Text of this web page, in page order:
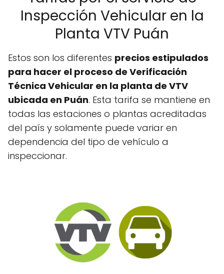
Inspección Vehicular en la
Planta VTV Puán
Estos son los diferentes precios estipulados
para hacer el proceso de Verificación
Técnica Vehicular en la planta de VTV
ubicada en Puán. Esta tarifa se mantiene en
todas las estaciones o plantas acreditadas
del país y solamente puede variar en
dependencia del tipo de vehículo a
inspeccionar.